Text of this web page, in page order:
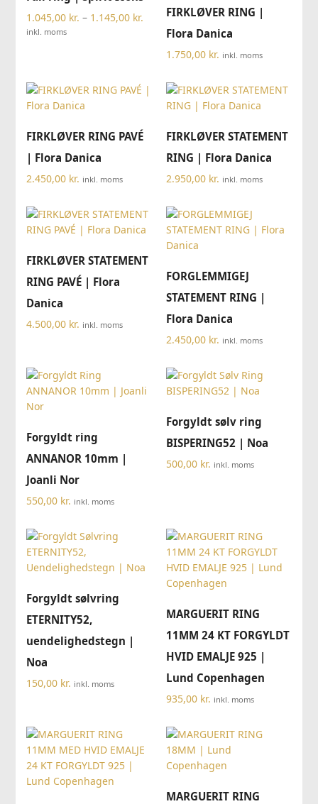
1.045,00 kr. – 1.145,00 kr. Prisinterval:
1.045,00 kr.
1.145,00 kr.
inkl. moms
FIRKLØVER RING |
Flora Danica
1.750,00 kr. inkl. moms
FIRKLØVER RING PAVÉ
| Flora Danica
2.450,00 kr. inkl. moms
FIRKLØVER STATEMENT
RING | Flora Danica
2.950,00 kr. inkl. moms
FIRKLØVER STATEMENT
RING PAVÉ | Flora
Danica
4.500,00 kr. inkl. moms
FORGLEMMIGEJ
STATEMENT RING |
Flora Danica
2.450,00 kr. inkl. moms
Forgyldt ring
ANNANOR 10mm |
Joanli Nor
550,00 kr. inkl. moms
Forgyldt sølv ring
BISPERING52 | Noa
500,00 kr. inkl. moms
Forgyldt sølvring
ETERNITY52,
uendelighedstegn |
Noa
150,00 kr. inkl. moms
MARGUERIT RING
11MM 24 KT FORGYLDT
HVID EMALJE 925 |
Lund Copenhagen
935,00 kr. inkl. moms
MARGUERIT RING